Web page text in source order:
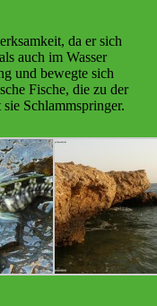
da er sich
auch im Wasser
und bewegte sich
Fische, die zu der
Schlammspringer.